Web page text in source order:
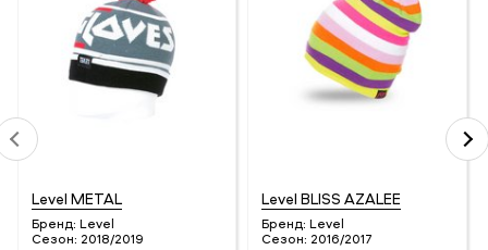
Level METAL
Бренд: Level
Сезон: 2018/2019
Level BLISS AZALEE
Бренд: Level
Сезон: 2016/2017